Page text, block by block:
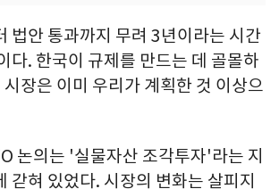
법안 통과까지 무려 3년이라는 시간
다. 한국이 규제를 만드는 데 골몰하
장은 이미 우리가 계획한 것 이상으
논의는 '실물자산 조각투자'라는 지
갇혀 있었다. 시장의 변화는 살피지